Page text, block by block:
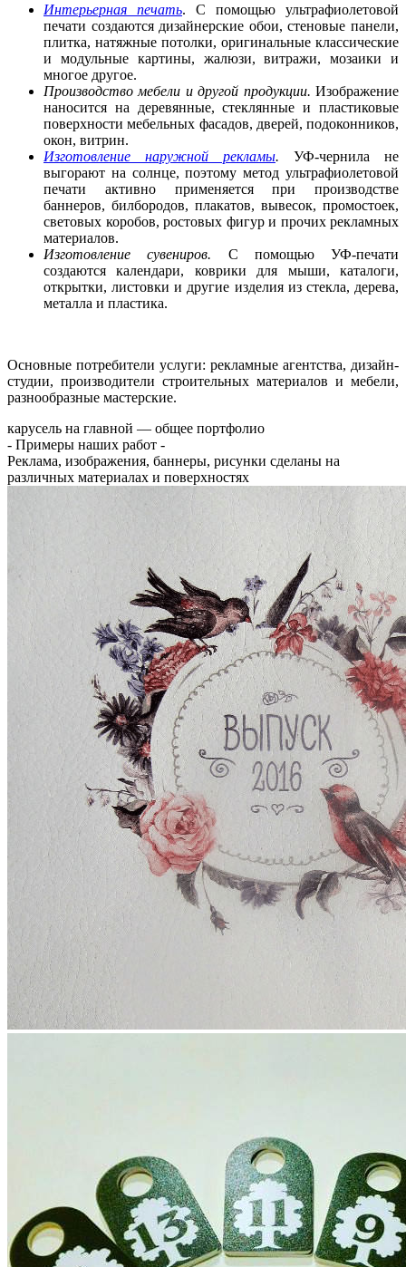
Интерьерная печать. С помощью ультрафиолетовой
печати создаются дизайнерские обои, стеновые панели,
плитка, натяжные потолки, оригинальные классические
и модульные картины, жалюзи, витражи, мозаики и
многое другое.
Производство мебели и другой продукции. Изображение
наносится на деревянные, стеклянные и пластиковые
поверхности мебельных фасадов, дверей, подоконников,
окон, витрин.
Изготовление наружной рекламы. УФ-чернила не
выгорают на солнце, поэтому метод ультрафиолетовой
печати активно применяется при производстве
баннеров, билбородов, плакатов, вывесок, промостоек,
световых коробов, ростовых фигур и прочих рекламных
материалов.
Изготовление сувениров. С помощью УФ-печати
создаются календари, коврики для мыши, каталоги,
открытки, листовки и другие изделия из стекла, дерева,
металла и пластика.
Основные потребители услуги: рекламные агентства, дизайн-
студии, производители строительных материалов и мебели,
разнообразные мастерские.
карусель на главной — общее портфолио
- Примеры наших работ -
Реклама, изображения, баннеры, рисунки сделаны на
различных материалах и поверхностях